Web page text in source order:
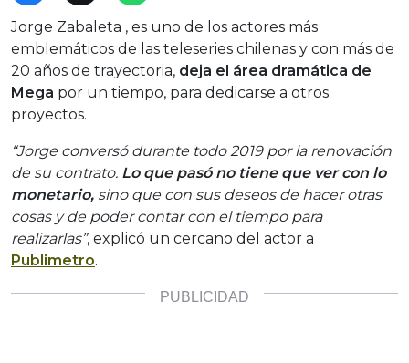
Jorge Zabaleta , es uno de los actores más
emblemáticos de las teleseries chilenas y con más de
20 años de trayectoria, deja el área dramática de
Mega por un tiempo, para dedicarse a otros
proyectos.
“Jorge conversó durante todo 2019 por la renovación
de su contrato. Lo que pasó no tiene que ver con lo
monetario, sino que con sus deseos de hacer otras
cosas y de poder contar con el tiempo para
realizarlas”, explicó un cercano del actor a
Publimetro.